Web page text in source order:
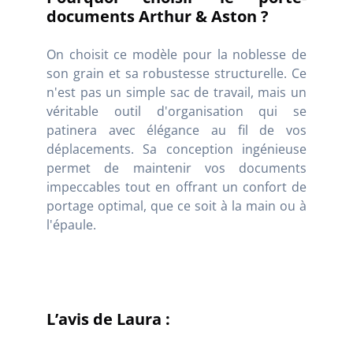
documents Arthur & Aston ?
On choisit ce modèle pour la noblesse de
son grain et sa robustesse structurelle. Ce
n'est pas un simple sac de travail, mais un
véritable outil d'organisation qui se
patinera avec élégance au fil de vos
déplacements. Sa conception ingénieuse
permet de maintenir vos documents
impeccables tout en offrant un confort de
portage optimal, que ce soit à la main ou à
l'épaule.
L’avis de Laura :